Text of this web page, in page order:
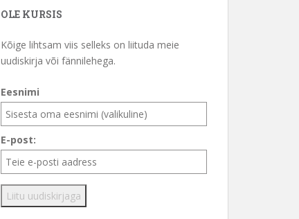
OLE KURSIS
Kõige lihtsam viis selleks on liituda meie
uudiskirja või fännilehega.
Eesnimi
E-post: